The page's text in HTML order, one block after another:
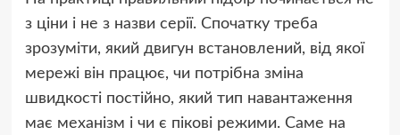
з ціни і не з назви серії. Спочатку треба
зрозуміти, який двигун встановлений, від якої
мережі він працює, чи потрібна зміна
швидкості постійно, який тип навантаження
має механізм і чи є пікові режими. Саме на